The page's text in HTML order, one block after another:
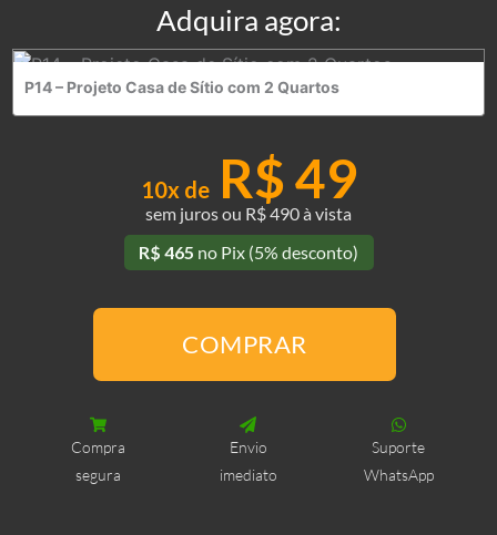
Adquira agora:
P14 – Projeto Casa de Sítio com 2 Quartos
10x de R$ 49
sem juros ou R$ 490 à vista
R$ 465 no Pix (5% desconto)
-
Sítio
com
2
COMPRAR
Compra
segura
Envio
imediato
Suporte
WhatsApp